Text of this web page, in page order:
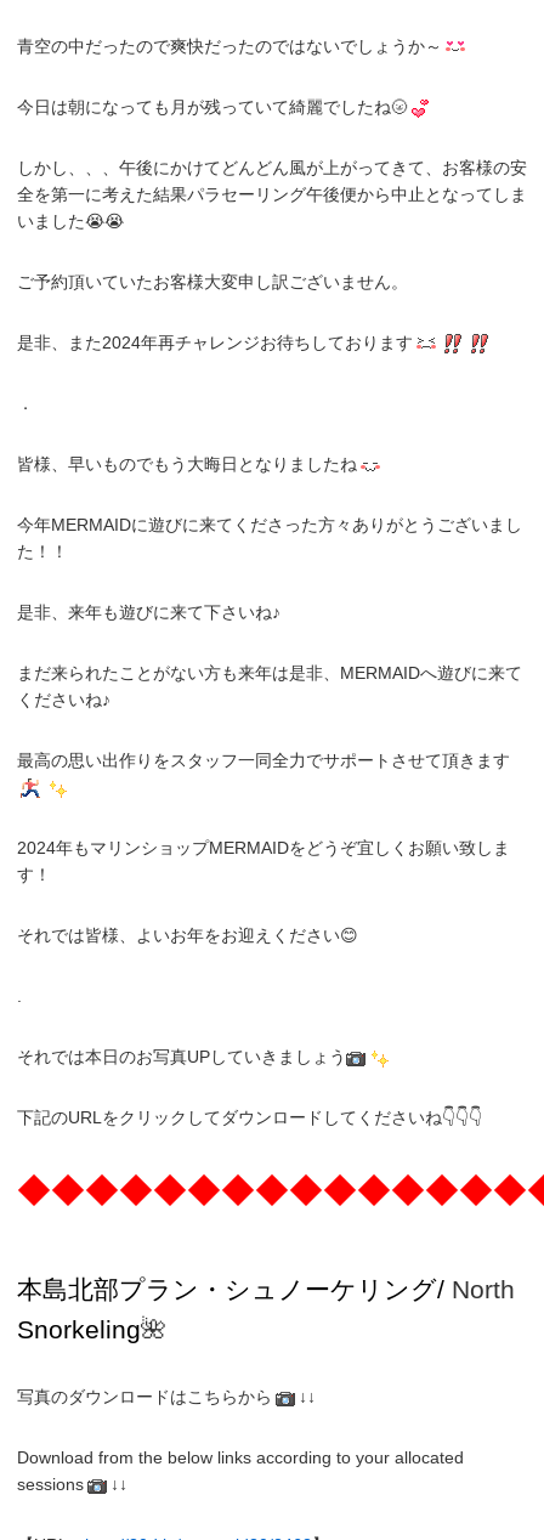
青空の中だったので爽快だったのではないでしょうか～
今日は朝になっても月が残っていて綺麗でしたね🌝
しかし、、、午後にかけてどんどん風が上がってきて、お客様の安
全を第一に考えた結果パラセーリング午後便から中止となってしま
いました😭😭
ご予約頂いていたお客様大変申し訳ございません。
是非、また2024年再チャレンジお待ちしております
．
皆様、早いものでもう大晦日となりましたね
今年MERMAIDに遊びに来てくださった方々ありがとうございまし
た！！
是非、来年も遊びに来て下さいね♪
まだ来られたことがない方も来年は是非、MERMAIDへ遊びに来て
くださいね♪
最高の思い出作りをスタッフ一同全力でサポートさせて頂きます
2024年もマリンショップMERMAIDをどうぞ宜しくお願い致しま
す！
それでは皆様、よいお年をお迎えください😊
それでは本日のお写真UPしていきましょう
下記のURLをクリックしてダウンロードしてくださいね👇👇👇
本島北部プラン・ シュノーケリング/ North
Snorkeling🌺
写真のダウンロードはこちらから ↓↓
Download from the below links according to your allocated
sessions
↓↓